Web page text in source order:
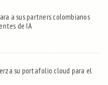
a sus partners colombianos
de IA
su portafolio cloud para el